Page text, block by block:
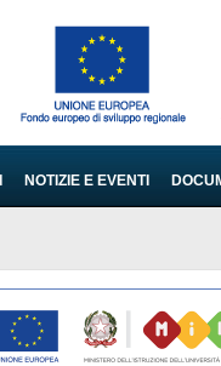
NOTIZIE E EVENTI